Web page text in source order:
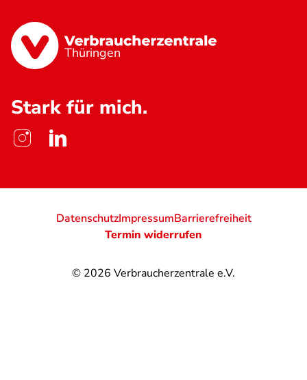
Thüringen
Stark für mich.
© 2026 Verbraucherzentrale e.V.
DatenschutzImpressumBarrierefreiheit
Termin widerrufen